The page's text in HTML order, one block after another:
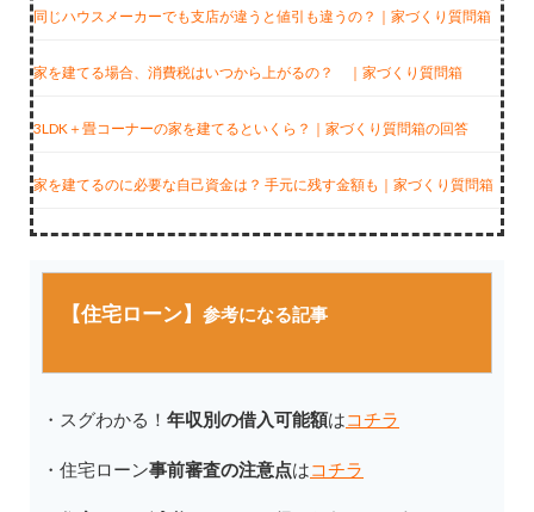
同じハウスメーカーでも支店が違うと値引も違うの？｜家づくり質問箱
家を建てる場合、消費税はいつから上がるの？ ｜家づくり質問箱
3LDK＋畳コーナーの家を建てるといくら？｜家づくり質問箱の回答
家を建てるのに必要な自己資金は？ 手元に残す金額も｜家づくり質問箱
【住宅ローン】 参考になる記事
・スグわかる！ 年収別の借入可能額はコチラ
・住宅ローン事前審査の注意点はコチラ